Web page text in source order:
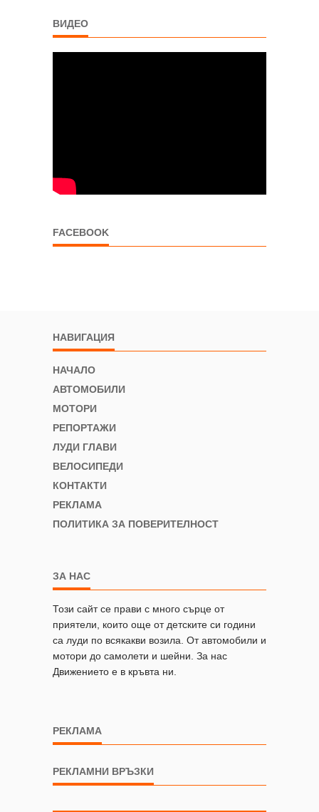
ВИДЕО
FACEBOOK
НАВИГАЦИЯ
НАЧАЛО
АВТОМОБИЛИ
МОТОРИ
РЕПОРТАЖИ
ЛУДИ ГЛАВИ
ВЕЛОСИПЕДИ
КОНТАКТИ
РЕКЛАМА
ПОЛИТИКА ЗА ПОВЕРИТЕЛНОСТ
ЗА НАС
Този сайт се прави с много сърце от
приятели, които още от детските си години
са луди по всякакви возила. От автомобили и
мотори до самолети и шейни. За нас
Движението е в кръвта ни.
РЕКЛАМА
РЕКЛАМНИ ВРЪЗКИ